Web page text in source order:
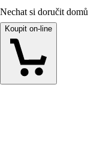
Nechat si doručit domů
Koupit on-line